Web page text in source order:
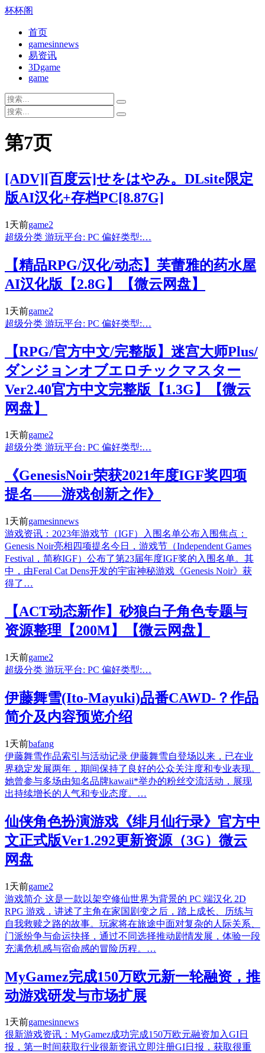
杯杯阁
首页
gamesinnews
易资讯
3Dgame
game
第7页
[ADV][百度云]せをはやみ。DLsite限定
版AI汉化+存档PC[8.87G]
1天前game2
超级分类 游玩平台: PC 偏好类型:…
【精品RPG/汉化/动态】芙蕾雅的药水屋
AI汉化版【2.8G】【微云网盘】
1天前game2
超级分类 游玩平台: PC 偏好类型:…
【RPG/官方中文/完整版】迷宫大师Plus/
ダンジョンオブエロチックマスター
Ver2.40官方中文完整版【1.3G】【微云
网盘】
1天前game2
超级分类 游玩平台: PC 偏好类型:…
《GenesisNoir荣获2021年度IGF奖四项
提名——游戏创新之作》
1天前gamesinnews
游戏资讯：2023年游戏节（IGF）入围名单公布入围焦点：
Genesis Noir亮相四项提名今日，游戏节（Independent Games
Festival，简称IGF）公布了第23届年度IGF奖的入围名单。其
中，由Feral Cat Dens开发的宇宙神秘游戏《Genesis Noir》获
得了…
【ACT动态新作】砂狼白子角色专题与
资源整理【200M】【微云网盘】
1天前game2
超级分类 游玩平台: PC 偏好类型:…
伊藤舞雪(Ito-Mayuki)品番CAWD-？作品
简介及内容预览介绍
1天前bafang
伊藤舞雪作品索引与活动记录 伊藤舞雪自登场以来，已在业
界稳定发展两年，期间保持了良好的公众关注度和专业表现。
她曾参与多场由知名品牌kawaii*举办的粉丝交流活动，展现
出持续增长的人气和专业态度。…
仙侠角色扮演游戏《绯月仙行录》官方中
文正式版Ver1.292更新资源（3G）微云
网盘
1天前game2
游戏简介 这是一款以架空修仙世界为背景的 PC 端汉化 2D
RPG 游戏，讲述了主角在家国剧变之后，踏上成长、历练与
自我救赎之路的故事。玩家将在旅途中面对复杂的人际关系、
门派纷争与命运抉择，通过不同选择推动剧情发展，体验一段
充满危机感与宿命感的冒险历程。…
MyGamez完成150万欧元新一轮融资，推
动游戏研发与市场扩展
1天前gamesinnews
很新游戏资讯：MyGamez成功完成150万欧元融资加入GI日
报，第一时间获取行业很新资讯立即注册GI日报，获取很重